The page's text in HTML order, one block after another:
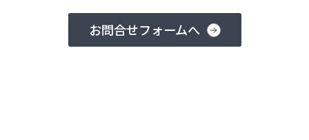
お問合せフォームへ